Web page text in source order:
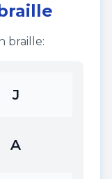
braille:
J
A